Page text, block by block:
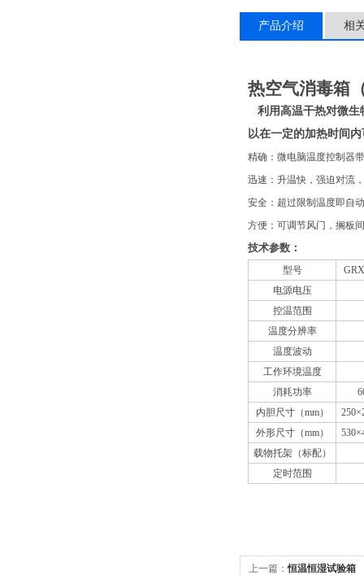
产品介绍 相
热空气消毒箱
利用高温干热对微
以在一定的加热时间
精确： 微电脑温度控制器
迅速： 升温快，强迫对流
安全： 超过限制温度即自
方便： 可调节风门，搁板
技术参数：
型号
电源电压
控温范围
温度分辨率
温度波动
工作环境温度
消耗功率
内胆尺寸（mm）
外形尺寸（mm）
载物托架（标配）
定时范围
上一篇：恒温恒湿试验箱